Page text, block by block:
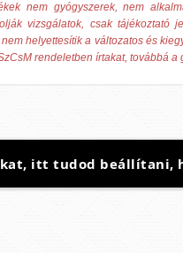
nem gyógyszerek, nem
vizsgálatok, csak
helyettesítik a változatos és
rendeletben írtakat, továbbá
itt tudod beállítani,